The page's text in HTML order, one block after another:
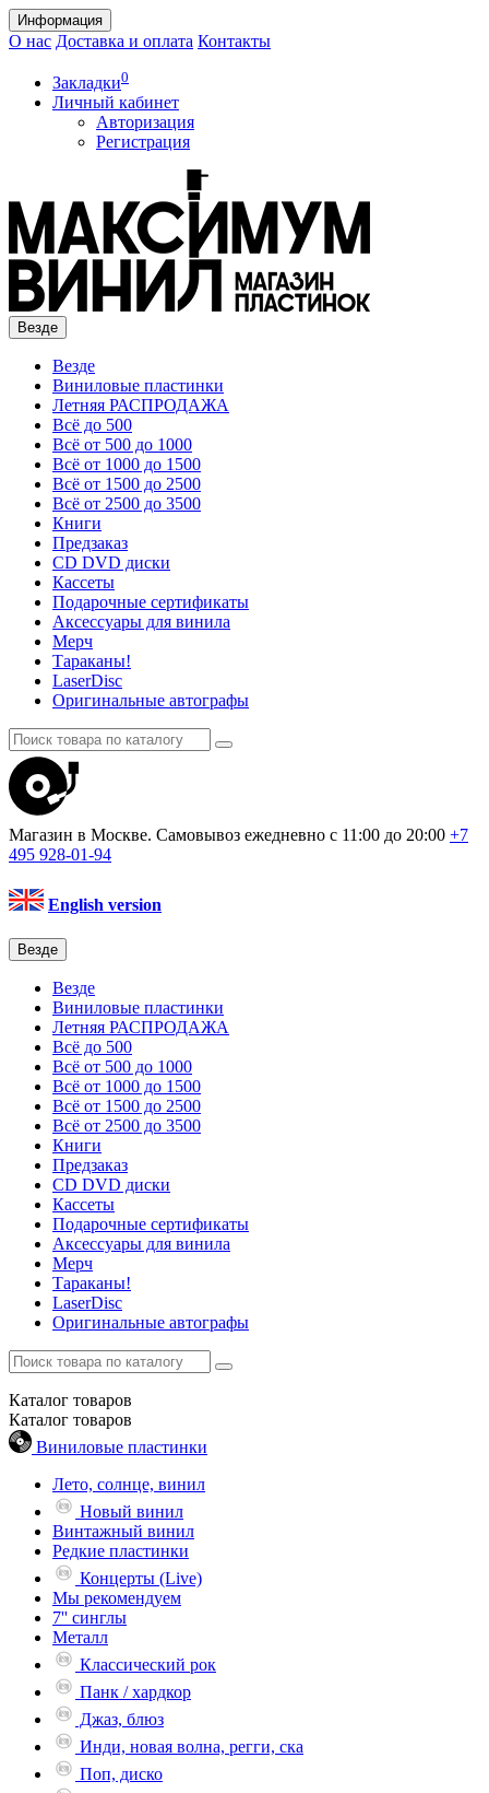
Информация
О нас Доставка и оплата Контакты
Закладки0
Личный кабинет
Авторизация
Регистрация
Везде
Везде
Виниловые пластинки
Летняя РАСПРОДАЖА
Всё до 500
Всё от 500 до 1000
Всё от 1000 до 1500
Всё от 1500 до 2500
Всё от 2500 до 3500
Книги
Предзаказ
CD DVD диски
Кассеты
Подарочные сертификаты
Аксессуары для винила
Мерч
Тараканы!
LaserDisc
Оригинальные автографы
Магазин в Москве. Самовывоз ежедневно с 11:00 до 20:00 +7
495 928-01-94
English version
Везде
Везде
Виниловые пластинки
Летняя РАСПРОДАЖА
Всё до 500
Всё от 500 до 1000
Всё от 1000 до 1500
Всё от 1500 до 2500
Всё от 2500 до 3500
Книги
Предзаказ
CD DVD диски
Кассеты
Подарочные сертификаты
Аксессуары для винила
Мерч
Тараканы!
LaserDisc
Оригинальные автографы
Каталог товаров
Каталог товаров
Виниловые пластинки
Лето, солнце, винил
Новый винил
Винтажный винил
Редкие пластинки
Концерты (Live)
Мы рекомендуем
7'' синглы
Металл
Классический рок
Панк / хардкор
Джаз, блюз
Инди, новая волна, регги, ска
Поп, диско